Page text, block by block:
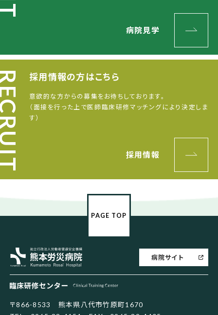
病院見学
採用情報の方はこちら
意欲的な方からの募集をお待ちしております。
（面接を行った上で医師臨床研修マッチングにより決定しま
す）
採用情報
病院サイト
〒866-8533 熊本県八代市竹原町1670
PAGE TOP